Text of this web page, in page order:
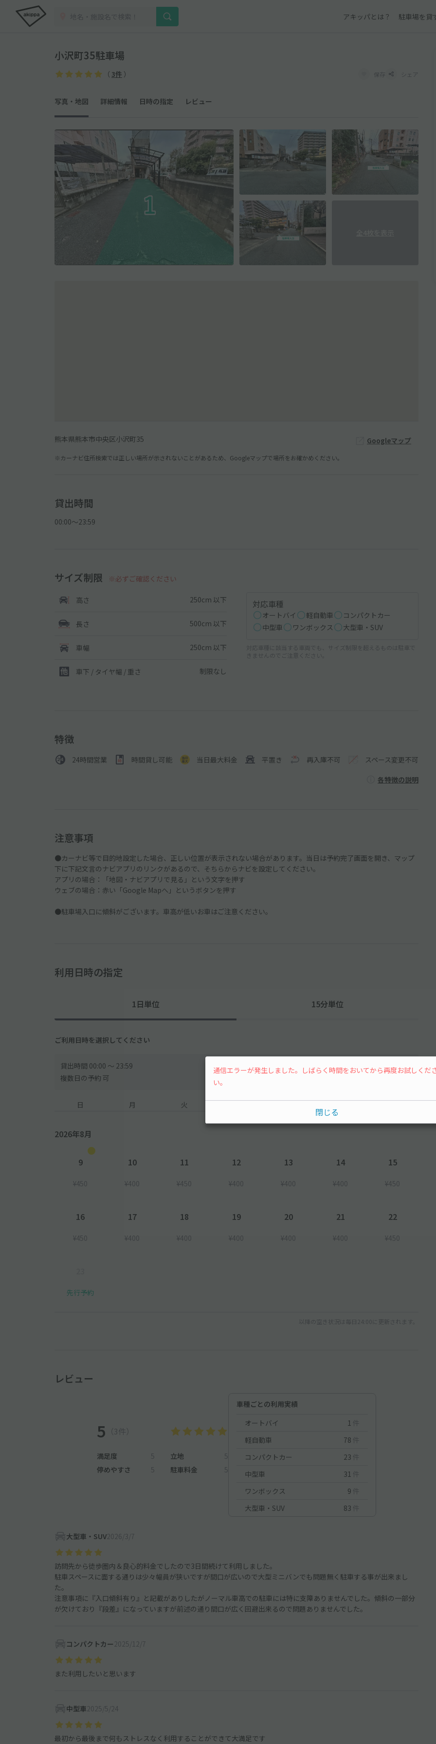
アキッパとは？ 駐車場を貸
小沢町35駐車場
（ 3件 ） 保存 シェア
写真・地図 詳細情報 日時の指定 レビュー
熊本県熊本市中央区小沢町35 Googleマップ
※カーナビ住所検索では正しい場所が示されないことがあるため、Googleマップで場所をお確かめください。
貸出時間
00:00〜23:59
サイズ制限 ※必ずご確認ください
高さ 250cm 以下
長さ 500cm 以下
車幅 250cm 以下
車下 / タイヤ幅 / 重さ 制限なし
対応車種
オートバイ 軽自動車
コンパクトカー
中型車
ワンボックス 大型車・SUV
対応車種に該当する車両でも、サイズ制限を超えるものは駐車で
きませんのでご注意ください。
特徴
24時間営業 時間貸し可能 当日最大料金 平置き 再入庫不可 スペース変更不可
各特徴の説明
注意事項
●カーナビ等で目的地設定した場合、正しい位置が表示されない場合があります。当日は予約完了画面を開き、マップ
下に下記文言のナビアプリのリンクがあるので、そちらからナビを設定してください。
アプリの場合：「地図・ナビアプリで見る」という文字を押す
ウェブの場合：赤い「Google Mapへ」というボタンを押す
●駐車場入口に傾斜がございます。車高が低いお車はご注意ください。
利用日時の指定
1日単位 15分単位
ご利用日時を選択してください
貸出時間 00:00 〜 23:59
複数日の予約 可
日 月 火
2026年8月
9
¥450
10
¥400
11
¥450
12
¥400
13
¥400
14
¥400
15
¥450
16
¥450
17
¥400
18
¥400
19
¥400
20
¥400
21
¥400
22
¥450
先行予約
以降の空き状況は毎日24:00に更新されます。
レビュー
5 （3件）
満足度 5 立地
5
停めやすさ
5 駐車料金 5
車種ごとの利用実績
オートバイ
1 件
軽自動車
78 件
コンパクトカー
23 件
中型車
31 件
ワンボックス
9 件
大型車・SUV
83 件
大型車・SUV2026/3/7
訪問先から徒歩圏内＆良心的料金でしたので3日間続けて利用しました。
駐車スペースに面する通りは少々幅員が狭いですが間口が広いので大型ミニバンでも問題無く駐車する事が出来まし
た。
注意事項に『入口傾斜有り』と記載がありしたがノーマル車高での駐車には特に支障ありませんでした。傾斜の一部分
が欠けており『段差』になっていますが前述の通り間口が広く回避出来るので問題ありませんでした。
コンパクトカー 2025/12/7
また利用したいと思います
中型車2025/5/24
最初から最後まで何もストレスなく利用することができて大満足です
通信エラーが発生しました。しばらく時間をおいてから再度お試しくだ
い。
閉じる